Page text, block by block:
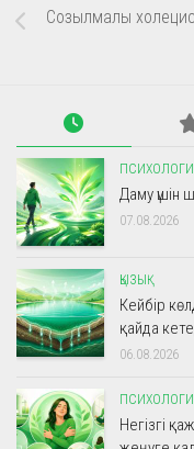
Созылмалы
Даму үшін
07.08.2026
ҚЫЗЫҚ
Кейбір
қайда
06.08.2026
Негізгі